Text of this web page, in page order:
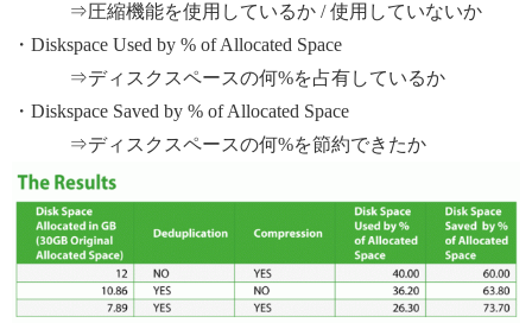
⇒圧縮機能を使用しているか / 使用していないか
・Diskspace Used by % of Allocated Space
⇒ディスクスペースの何%を占有しているか
・Diskspace Saved by % of Allocated Space
⇒ディスクスペースの何%を節約できたか